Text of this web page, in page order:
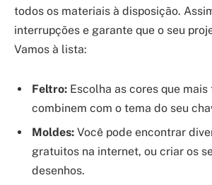
todos os materiais à disposição.
interrupções e garante que o seu
Vamos à lista:
Feltro: Escolha as cores que
combinem com o tema do seu
Moldes: Você pode encontrar
gratuitos na internet, ou criar os
desenhos.